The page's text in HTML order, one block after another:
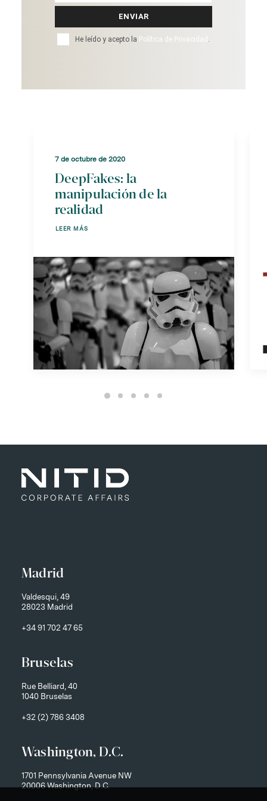
ENVIAR
He leído y acepto la Política de Privacidad
7 de octubre de 2020
DeepFakes: la
manipulación de la
realidad
LEER MÁS
Madrid
Valdesqui, 49
28023 Madrid
+34 91 702 47 65
Bruselas
Rue Belliard, 40
1040 Bruselas
+32 (2) 786 3408
Washington, D.C.
1701 Pennsylvania Avenue NW
20006 Washington, D.C.